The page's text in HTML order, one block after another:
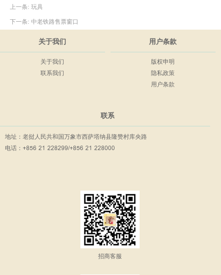
上一条: 玩具
下一条: 中老铁路售票窗口
关于我们
关于我们
联系我们
用户条款
版权申明
隐私政策
用户条款
联系
地址：老挝人民共和国万象市西萨塔纳县隆赞村库央路
电话：+856 21 228299/+856 21 228000
招商客服